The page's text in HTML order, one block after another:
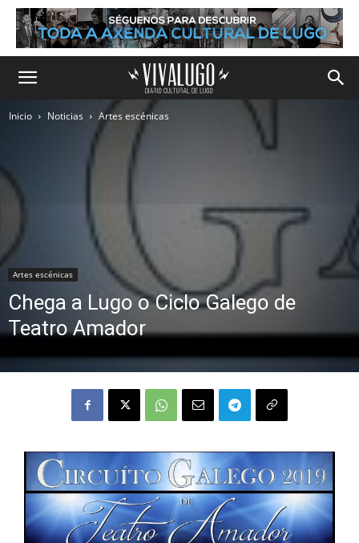
Inicio Noticias Artes escénicas
Artes escénicas
Chega a Lugo o Ciclo Galego de
Teatro Amador